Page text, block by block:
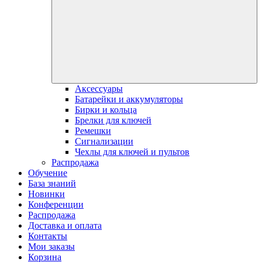
Аксессуары
Батарейки и аккумуляторы
Бирки и кольца
Брелки для ключей
Ремешки
Сигнализации
Чехлы для ключей и пультов
Распродажа
Обучение
База знаний
Новинки
Конференции
Распродажа
Доставка и оплата
Контакты
Мои заказы
Корзина